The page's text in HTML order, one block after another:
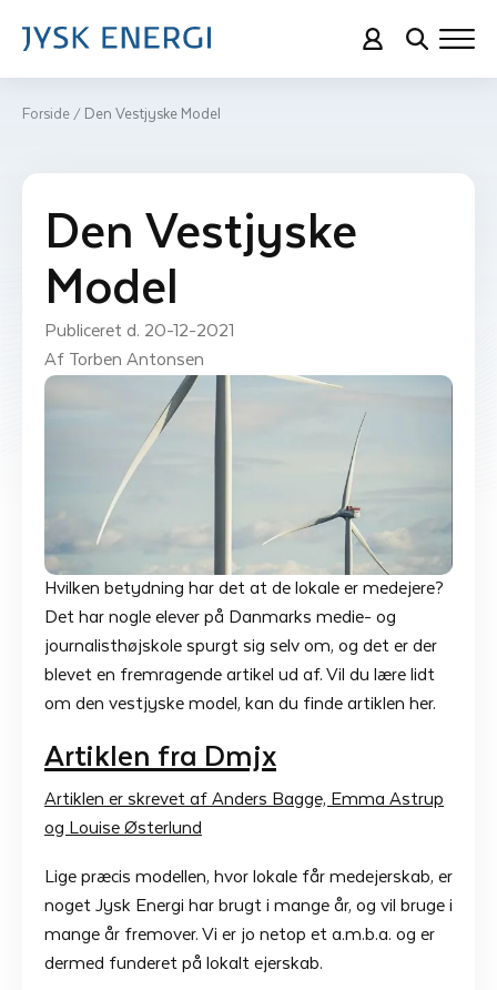
Forside / Den Vestjyske Model
Den Vestjyske
Model
Publiceret d. 20-12-2021
Af Torben Antonsen
Hvilken betydning har det at de lokale er medejere?
Det har nogle elever på Danmarks medie- og
journalisthøjskole spurgt sig selv om, og det er der
blevet en fremragende artikel ud af. Vil du lære lidt
om den vestjyske model, kan du finde artiklen her.
Artiklen fra Dmjx
Artiklen er skrevet af Anders Bagge, Emma Astrup
og Louise Østerlund
Lige præcis modellen, hvor lokale får medejerskab, er
noget Jysk Energi har brugt i mange år, og vil bruge i
mange år fremover. Vi er jo netop et a.m.b.a. og er
dermed funderet på lokalt ejerskab.